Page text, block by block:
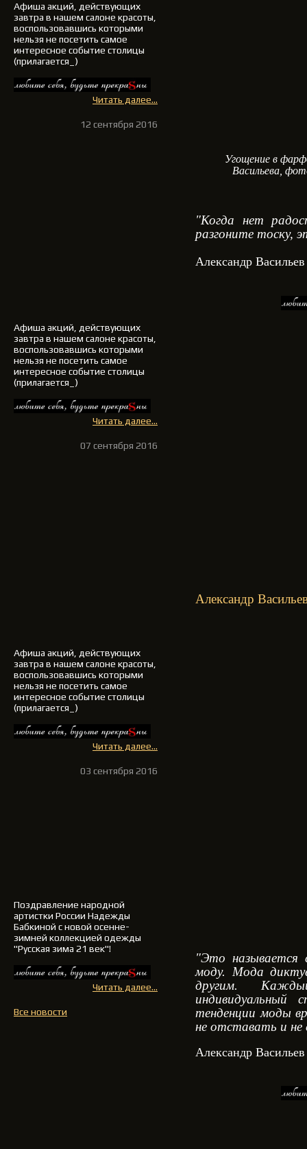
Афиша акций, действующих
завтра в нашем салоне красоты,
воспользовавшись которыми
нельзя не посетить самое
интересное событие столицы
(прилагается_)
Читать далее...
12 сентября 2016
Афиша акций, действующих
завтра в нашем салоне красоты,
воспользовавшись которыми
нельзя не посетить самое
интересное событие столицы
(прилагается_)
Читать далее...
07 сентября 2016
Афиша акций, действующих
завтра в нашем салоне красоты,
воспользовавшись которыми
нельзя не посетить самое
интересное событие столицы
(прилагается_)
Читать далее...
03 сентября 2016
Поздравление народной
артистки России Надежды
Бабкиной с новой осенне-
зимней коллекцией одежды
"Русская зима 21 век"!
Читать далее...
Все новости
Угощение в
Васильева,
"Когда нет
разгоните тоску,
Александр Васильев
Александр
"Это
моду. Мода
другим.
индивидуальный
тенденции моды
не отставать и
Александр Васильев